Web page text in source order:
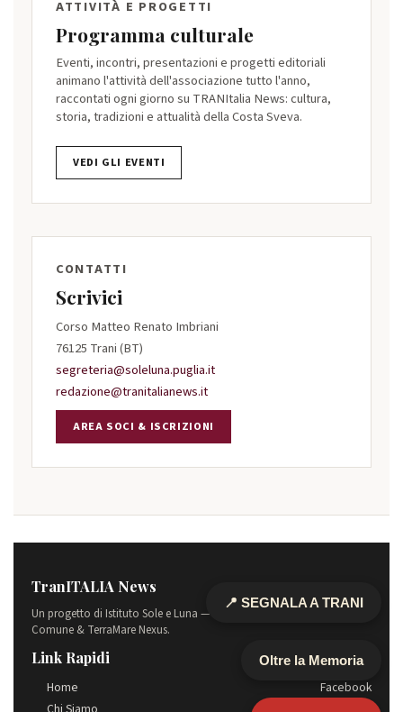
Oltre la Memoria
📍 SEGNALA A TRANI
ATTIVITÀ E PROGETTI
Programma culturale
Eventi, incontri, presentazioni e progetti editoriali
animano l'attività dell'associazione tutto l'anno,
raccontati ogni giorno su TRANItalia News: cultura,
storia, tradizioni e attualità della Costa Sveva.
VEDI GLI EVENTI
CONTATTI
Scrivici
Corso Matteo Renato Imbriani
76125 Trani (BT)
segreteria@soleluna.puglia.it
redazione@tranitalianews.it
AREA SOCI & ISCRIZIONI
TranITALIA News
Un progetto di Istituto Sole e Luna — Orizzonte
Comune & TerraMare Nexus.
Link Rapidi
Home
Seguici
Facebook